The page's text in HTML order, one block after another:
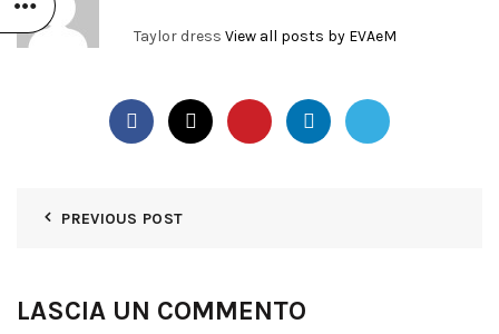
Taylor dress View all posts by EVAeM
PREVIOUS POST
LASCIA UN COMMENTO